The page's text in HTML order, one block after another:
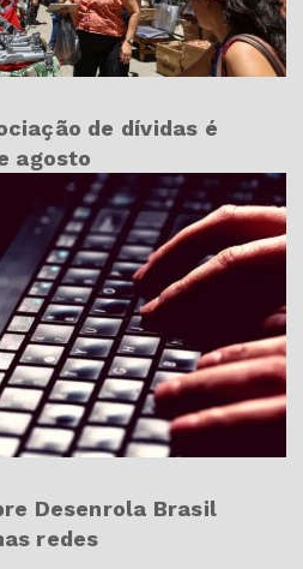
de dívidas é
agosto
Desenrola Brasil
redes